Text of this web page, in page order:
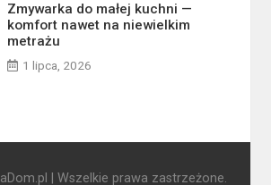
Zmywarka do małej kuchni —
komfort nawet na niewielkim
metrażu
1 lipca, 2026
| Wszelkie prawa zastrzeżone.